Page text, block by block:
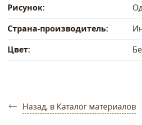
Рисунок:
Страна-производитель:
Цвет:
Назад, в Каталог материалов